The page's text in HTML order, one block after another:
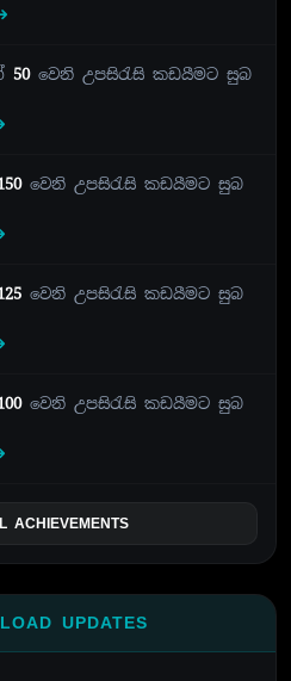
50වෙනි උපසිරැසි කඩයීමට සුබ
වෙනි උපසිරැසි කඩයීමට සුබ
වෙනි උපසිරැසි කඩයීමට සුබ
වෙනි උපසිරැසි කඩයීමට සුබ
ACHIEVEMENTS
UPDATES